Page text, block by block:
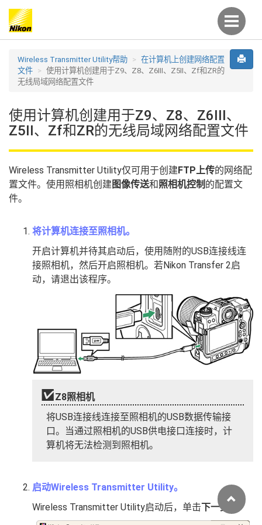
Wireless Transmitter Utility帮助
在计算机上创建网络配置
文件
使用计算机创建用于Z9、Z8、Z6III、Z5II、Zf和ZR的
无线局域网络配置文件
使用计算机创建用于Z9、Z8、Z6III、
Z5II、Zf和ZR的无线局域网络配置文件
Wireless Transmitter Utility仅可用于创建FTP上传的网络配
置文件。使用照相机创建图像传送和照相机控制 的配置文
件。
将计算机连接至照相机。
开启计算机并待其启动后，使用随附的USB连接线连
接照相机，然后开启照相机。若Nikon Transfer 2启
动，请退出该程序。
Z8照相机
将USB连接线连接至照相机的USB数据传输接
口。当通过照相机的USB供电接口连接时，计
算机将无法检测到照相机。
启动Wireless Transmitter Utility。
Wireless Transmitter Utility启动后，单击下一步